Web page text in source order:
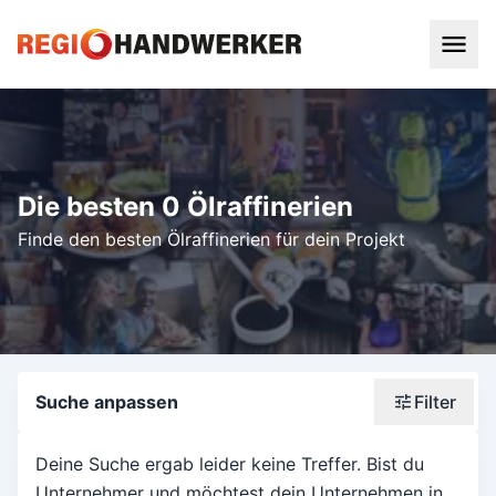
Die besten 0 Ölraffinerien
Finde den besten Ölraffinerien für dein Projekt
Suche anpassen Filter
Wonach suchst du?
Deine Suche ergab leider keine Treffer. Bist du